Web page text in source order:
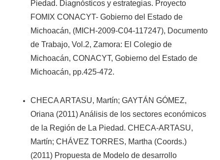
Piedad. Diagnósticos y estrategias. Proyecto
FOMIX CONACYT- Gobierno del Estado de
Michoacán, (MICH-2009-C04-117247), Documento
de Trabajo, Vol.2, Zamora: El Colegio de
Michoacán, CONACYT, Gobierno del Estado de
Michoacán, pp.425-472.
CHECA ARTASU, Martín; GAYTÁN GÓMEZ,
Oriana (2011) Análisis de los sectores económicos
de la Región de La Piedad. CHECA-ARTASU,
Martín; CHÁVEZ TORRES, Martha (Coords.)
(2011) Propuesta de Modelo de desarrollo